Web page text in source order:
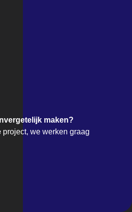
maken?
project, we werken graag